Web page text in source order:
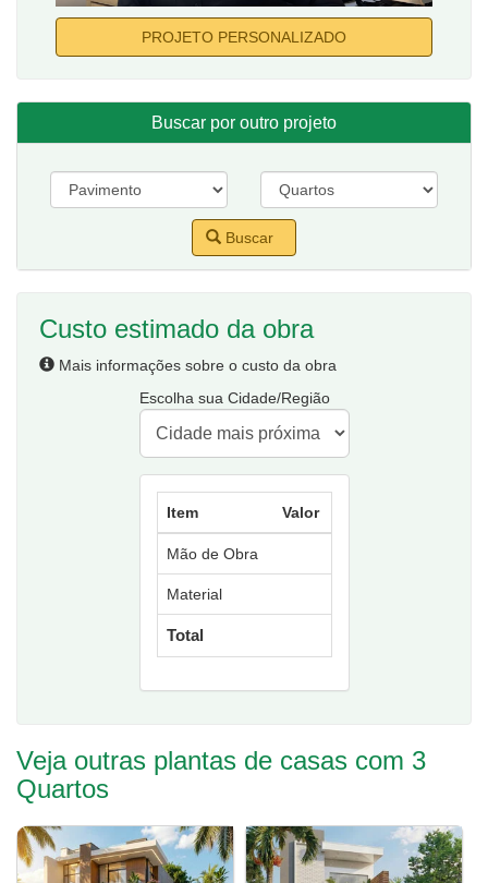
PROJETO PERSONALIZADO
Buscar por outro projeto
Buscar
Custo estimado da obra
Mais informações sobre o custo da obra
Escolha sua Cidade/Região
Item Valor
Mão de Obra
Material
Total
Veja outras plantas de casas com 3
Quartos